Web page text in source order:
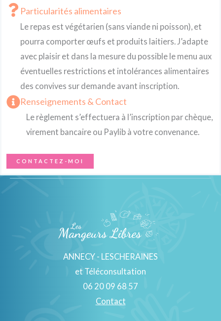
Particularités alimentaires
Le repas est végétarien (sans viande ni poisson), et
pourra comporter œufs et produits laitiers. J’adapte
avec plaisir et dans la mesure du possible le menu aux
éventuelles restrictions et intolérances alimentaires
des convives sur demande avant inscription.
Renseignements & Contact
Le règlement s’effectuera à l’inscription par chèque,
virement bancaire ou Paylib à votre convenance.
CONTACTEZ-MOI
ANNECY - LESCHERAINES
et Téléconsultation
06 20 09 68 57
Contact